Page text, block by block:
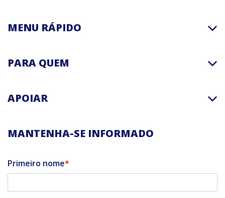
MENU RÁPIDO
PARA QUEM
APOIAR
MANTENHA-SE INFORMADO
Primeiro nome